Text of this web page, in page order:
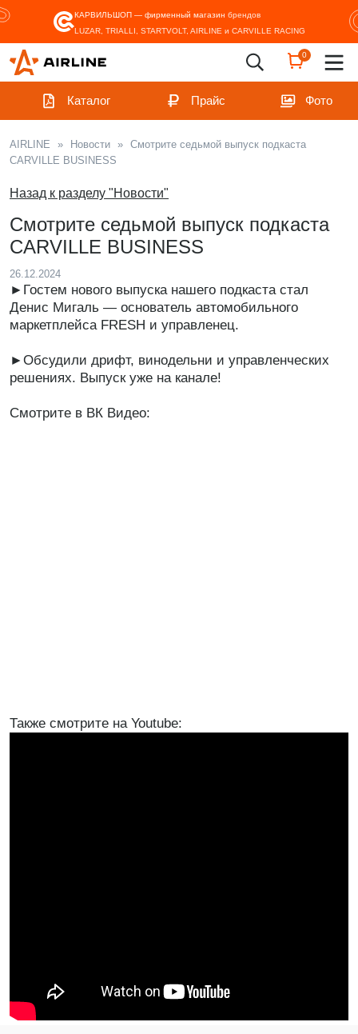
КАРВИЛЬШОП — фирменный магазин брендов
LUZAR, TRIALLI, STARTVOLT, AIRLINE и CARVILLE RACING
0
Каталог Прайс Фото
AIRLINE » Новости » Смотрите седьмой выпуск подкаста
CARVILLE BUSINESS
Назад к разделу "Новости"
Смотрите седьмой выпуск подкаста
CARVILLE BUSINESS
26.12.2024
►Гостем нового выпуска нашего подкаста стал
Денис Мигаль — основатель автомобильного
маркетплейса FRESH и управленец.
►Обсудили дрифт, винодельни и управленческих
решениях. Выпуск уже на канале!
Смотрите в ВК Видео:
Также смотрите на Youtube: